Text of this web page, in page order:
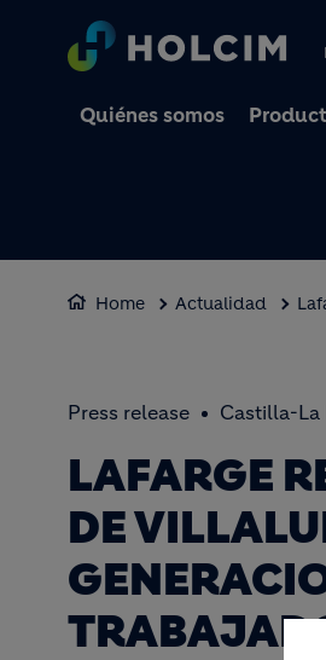
Quiénes somos
Home Actualidad
Press release Castilla-La
LAFARGE
DE